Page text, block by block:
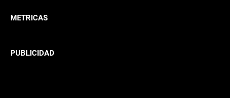
METRICAS
PUBLICIDAD